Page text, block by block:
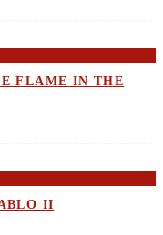
FLAME IN THE
II